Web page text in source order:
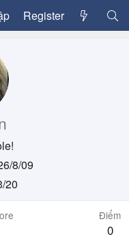
Register
8/09
20
Điểm
0